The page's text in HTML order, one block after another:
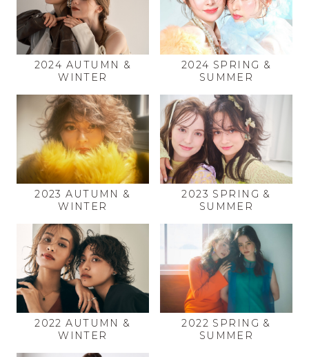
2024 AUTUMN &
WINTER
2024 SPRING &
SUMMER
2023 AUTUMN &
WINTER
2023 SPRING &
SUMMER
2022 AUTUMN &
WINTER
2022 SPRING &
SUMMER